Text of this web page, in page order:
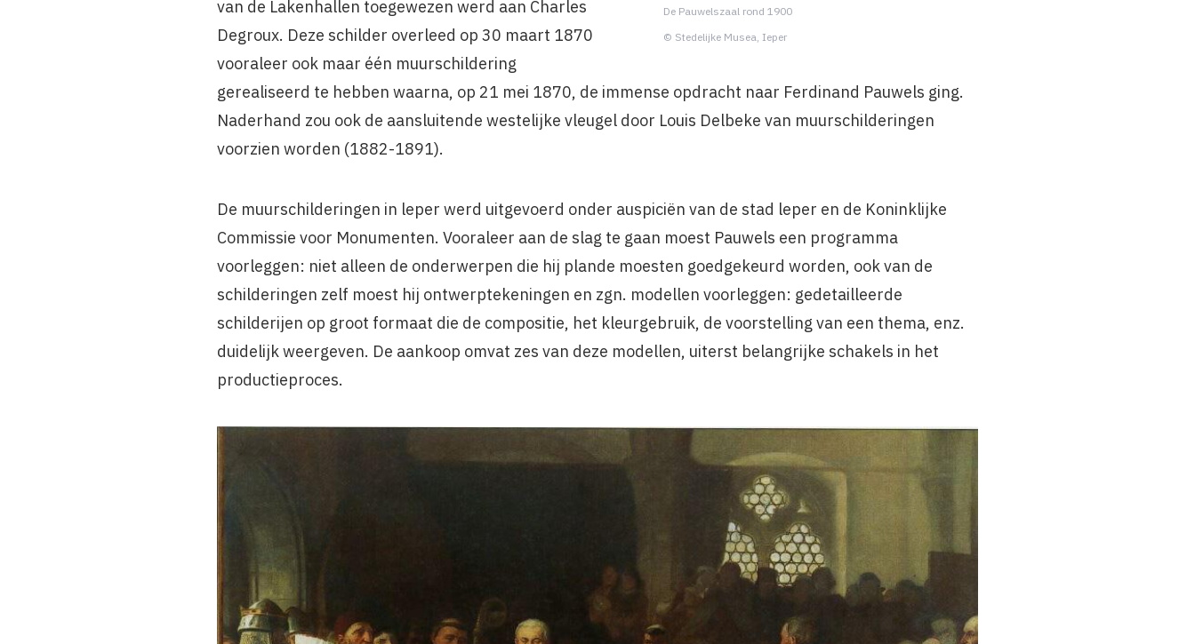
De Pauwelszaal rond 1900
© Stedelijke Musea, Ieper
van de Lakenhallen toegewezen werd aan Charles
Degroux. Deze schilder overleed op 30 maart 1870
vooraleer ook maar één muurschildering
gerealiseerd te hebben waarna, op 21 mei 1870, de immense opdracht naar Ferdinand Pauwels ging.
Naderhand zou ook de aansluitende westelijke vleugel door Louis Delbeke van muurschilderingen
voorzien worden (1882-1891).
De muurschilderingen in leper werd uitgevoerd onder auspiciën van de stad leper en de Koninklijke
Commissie voor Monumenten. Vooraleer aan de slag te gaan moest Pauwels een programma
voorleggen: niet alleen de onderwerpen die hij plande moesten goedgekeurd worden, ook van de
schilderingen zelf moest hij ontwerptekeningen en zgn. modellen voorleggen: gedetailleerde
schilderijen op groot formaat die de compositie, het kleurgebruik, de voorstelling van een thema, enz.
duidelijk weergeven. De aankoop omvat zes van deze modellen, uiterst belangrijke schakels in het
productieproces.